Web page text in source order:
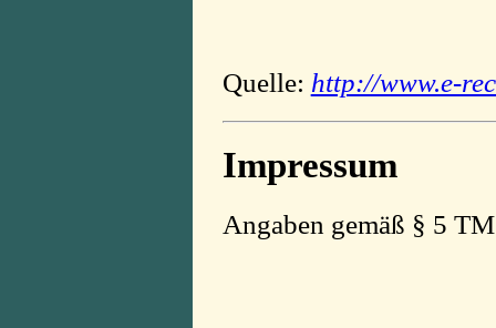
Quelle: http://www.e-
Impressum
Angaben gemäß § 5